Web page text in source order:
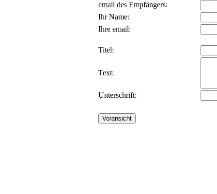
email des Empfängers:
Ihr Name:
Ihre email:
Titel:
Text:
Unterschrift: